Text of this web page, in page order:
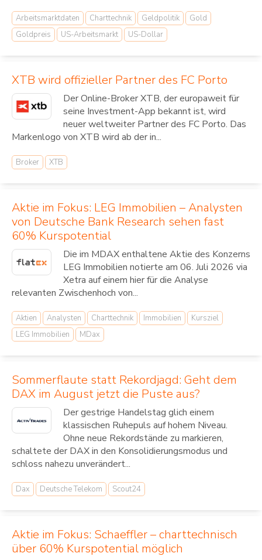
Arbeitsmarktdaten Charttechnik Geldpolitik
Gold
Goldpreis
US-Arbeitsmarkt US-Dollar
XTB wird offizieller Partner des FC Porto
Der Online-Broker XTB, der europaweit für
seine Investment-App bekannt ist, wird
neuer weltweiter Partner des FC Porto. Das
Markenlogo von XTB wird ab der in...
Broker XTB
Aktie im Fokus: LEG Immobilien – Analysten
von Deutsche Bank Research sehen fast
60% Kurspotential
Die im MDAX enthaltene Aktie des Konzerns
LEG Immobilien notierte am 06. Juli 2026 via
Xetra auf einem hier für die Analyse
relevanten Zwischenhoch von...
Aktien Analysten Charttechnik Immobilien
Kursziel
LEG Immobilien
MDax
Sommerflaute statt Rekordjagd: Geht dem
DAX im August jetzt die Puste aus?
Der gestrige Handelstag glich einem
klassischen Ruhepuls auf hohem Niveau.
Ohne neue Rekordstände zu markieren,
schaltete der DAX in den Konsolidierungsmodus und
schloss nahezu unverändert...
Dax Deutsche Telekom Scout24
Aktie im Fokus: Schaeffler – charttechnisch
über 60% Kurspotential möglich